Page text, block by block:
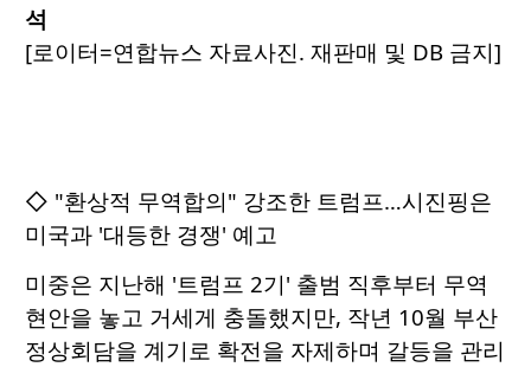
석
[로이터=연합뉴스 자료사진. 재판매 및 DB 금지]
◇ "환상적 무역합의" 강조한 트럼프…시진핑은
미국과 '대등한 경쟁' 예고
미중은 지난해 '트럼프 2기' 출범 직후부터 무역
현안을 놓고 거세게 충돌했지만, 작년 10월 부산
정상회담을 계기로 확전을 자제하며 갈등을 관리